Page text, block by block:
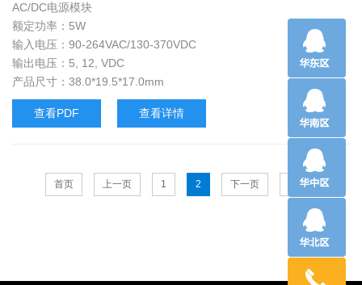
AC/DC电源模块
额定功率：5W
输入电压：90-264VAC/130-370VDC
输出电压：5, 12, VDC
产品尺寸：38.0*19.5*17.0mm
查看PDF 查看详情
首页 上一页 1 2 下一页 末页